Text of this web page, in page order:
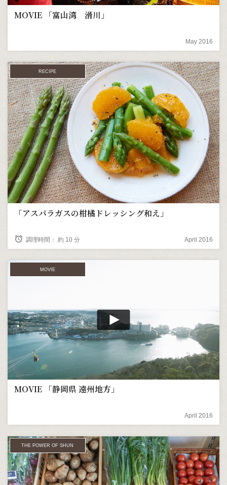
MOVIE 「富山湾 滑川」
May 2016
RECIPE
「アスパラガスの柑橘ドレッシング和え」
alarm 調理時間： 約 10 分 April 2016
MOVIE
MOVIE 「静岡県 遠州地方」
April 2016
THE POWER OF SHUN